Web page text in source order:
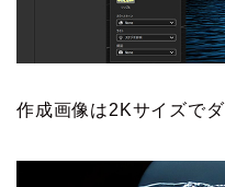
作成画像は2Kサイズで